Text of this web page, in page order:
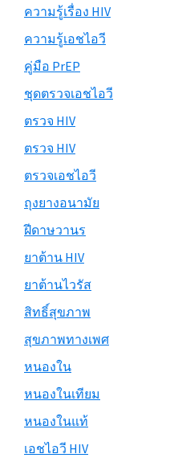
ความรู้เรื่อง HIV
ความรู้เอชไอวี
คู่มือ PrEP
ชุดตรวจเอชไอวี
ตรวจ HIV
ตรวจ HIV
ตรวจเอชไอวี
ถุงยางอนามัย
ฝีดาษวานร
ยาต้าน HIV
ยาต้านไวรัส
สิทธิ์สุขภาพ
สุขภาพทางเพศ
หนองใน
หนองในเทียม
หนองในแท้
เอชไอวี HIV